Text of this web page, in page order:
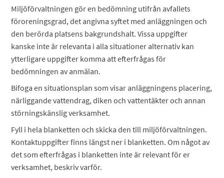
Miljöförvaltningen gör en bedömning utifrån avfallets
föroreningsgrad, det angivna syftet med anläggningen och
den berörda platsens bakgrundshalt. Vissa uppgifter
kanske inte är relevanta i alla situationer alternativ kan
ytterligare uppgifter komma att efterfrågas för
bedömningen av anmälan.
Bifoga en situationsplan som visar anläggningens placering,
närliggande vattendrag, diken och vattentäkter och annan
störningskänslig verksamhet.
Fyll i hela blanketten och skicka den till miljöförvaltningen.
Kontaktuppgifter finns längst ner i blanketten. Om något av
det som efterfrågas i blanketten inte är relevant för er
verksamhet, beskriv varför.